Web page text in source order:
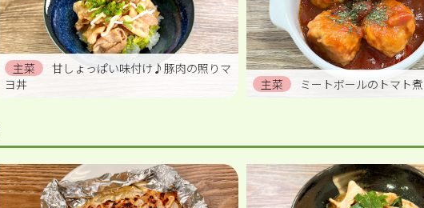
主菜
甘しょっぱい味付け♪豚肉の照りマ
ヨ丼
主菜 ミートボールのトマト煮